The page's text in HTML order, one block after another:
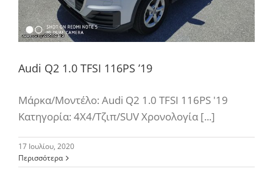
Audi Q2 1.0 TFSI 116PS ’19
Μάρκα/Μοντέλο: Audi Q2 1.0 TFSI 116PS '19
Κατηγορία: 4Χ4/Τζιπ/SUV Χρονολογία [...]
17 Ιουλίου, 2020
Περισσότερα